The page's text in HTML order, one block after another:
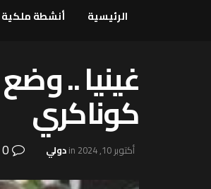
الرئيسية أنشطة ملكية
غينيا ..
كوناكري
أكتوبر 10, 2024 inدولي